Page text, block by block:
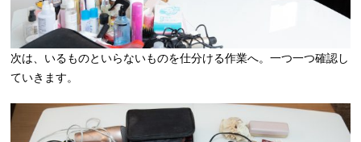
次は、いるものといらないものを仕分ける作業へ。一つ一つ確認し
ていきます。